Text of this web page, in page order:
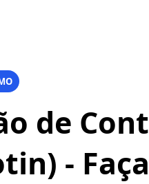
de
-